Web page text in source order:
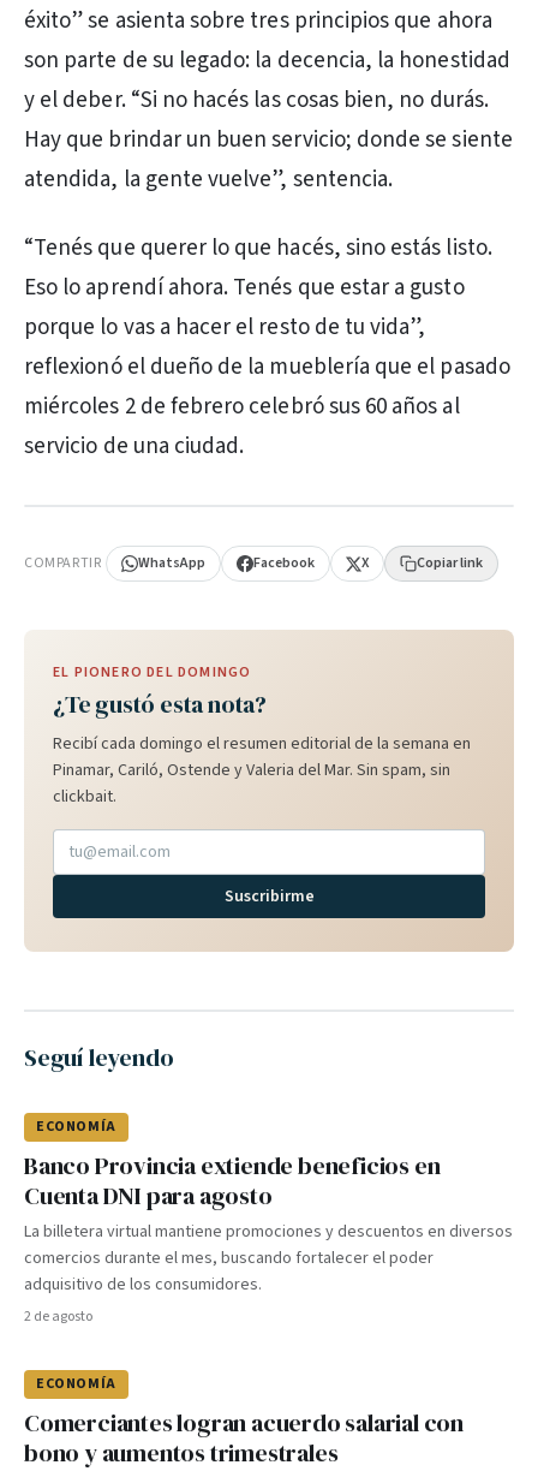
éxito” se asienta sobre tres principios que ahora
son parte de su legado: la decencia, la honestidad
y el deber. “Si no hacés las cosas bien, no durás.
Hay que brindar un buen servicio; donde se siente
atendida, la gente vuelve”, sentencia.
“Tenés que querer lo que hacés, sino estás listo.
Eso lo aprendí ahora. Tenés que estar a gusto
porque lo vas a hacer el resto de tu vida”,
reflexionó el dueño de la mueblería que el pasado
miércoles 2 de febrero celebró sus 60 años al
servicio de una ciudad.
COMPARTIR WhatsApp Facebook X Copiar link
EL PIONERO DEL DOMINGO
¿Te gustó esta nota?
Recibí cada domingo el resumen editorial de la semana en
Pinamar, Cariló, Ostende y Valeria del Mar. Sin spam, sin
clickbait.
Suscribirme
Seguí leyendo
ECONOMÍA
Banco Provincia extiende beneficios en
Cuenta DNI para agosto
La billetera virtual mantiene promociones y descuentos en diversos
comercios durante el mes, buscando fortalecer el poder
adquisitivo de los consumidores.
2 de agosto
ECONOMÍA
Comerciantes logran acuerdo salarial con
bono y aumentos trimestrales